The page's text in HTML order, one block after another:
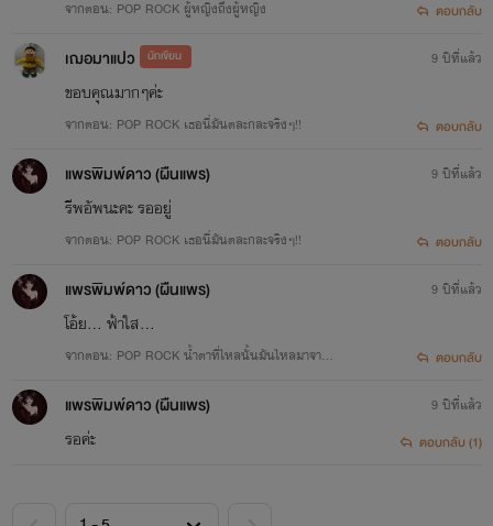
พูดมาก ชอบเล่ามุกแป๊ก เขากับคนอื่นได้รวดเร็ว
จากตอน: POP ROCK ผู้หญิงถึงผู้หญิง ตอบกลับ
เฌอมาแปว นักเขียน
ขอบคุณมากๆค่ะ
จากตอน: POP ROCK เธอนี่มันตละกละจริงๆ!!
9 ปีที่แล้ว
ตอบกลับ
แพรพิมพ์ดาว (ผืนแพร)
รีพอัพนะคะ รออยู่
จากตอน: POP ROCK เธอนี่มันตละกละจริงๆ!!
9 ปีที่แล้ว
ตอบกลับ
แพรพิมพ์ดาว (ผืนแพร)
โอ้ย... ฟ้าใส...
จากตอน: POP ROCK น้ำตาที่ไหลนั้นมันไหลมาจากไ
9 ปีที่แล้ว
ตอบกลับ
แพรพิมพ์ดาว (ผืนแพร)
รอค่ะ
9 ปีที่แล้ว
ตอบกลับ (1)